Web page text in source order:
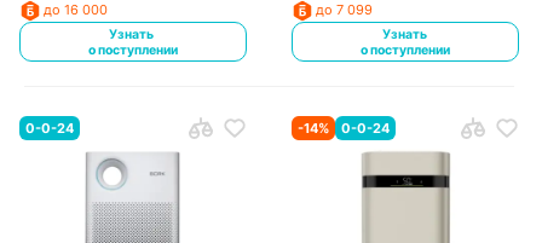
до 16 000
Узнать
о поступлении
до 7 099
Узнать
о поступлении
0-0-24 -14% 0-0-24